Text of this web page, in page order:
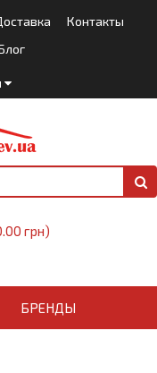
Контакты
грн)
БРЕНДЫ